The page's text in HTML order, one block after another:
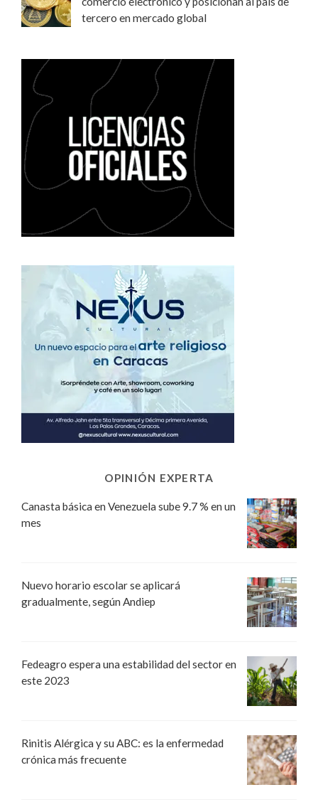
tercero en mercado global
OPINIÓN EXPERTA
Canasta básica en Venezuela sube 9.7 % en un
mes
Nuevo horario escolar se aplicará
gradualmente, según Andiep
Fedeagro espera una estabilidad del sector en
este 2023
Rinitis Alérgica y su ABC: es la enfermedad
crónica más frecuente